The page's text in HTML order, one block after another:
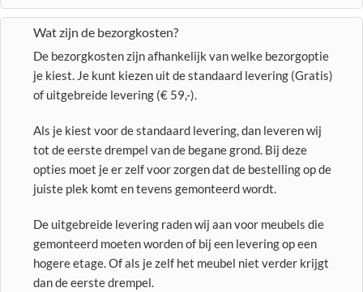
Wat zijn de bezorgkosten?
De bezorgkosten zijn afhankelijk van welke bezorgoptie
je kiest. Je kunt kiezen uit de standaard levering (Gratis)
of uitgebreide levering (€ 59,-).
Als je kiest voor de standaard levering, dan leveren wij
tot de eerste drempel van de begane grond. Bij deze
opties moet je er zelf voor zorgen dat de bestelling op de
juiste plek komt en tevens gemonteerd wordt.
De uitgebreide levering raden wij aan voor meubels die
gemonteerd moeten worden of bij een levering op een
hogere etage. Of als je zelf het meubel niet verder krijgt
dan de eerste drempel.